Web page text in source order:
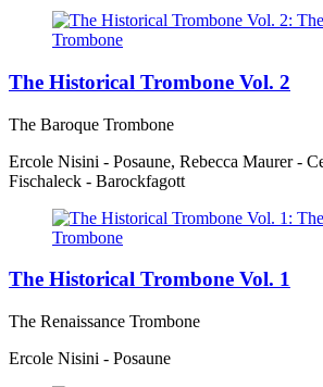
The Historical Trombone Vol. 2
The Baroque Trombone
Ercole Nisini - Posaune, Rebecca Maurer -
Fischaleck - Barockfagott
The Historical Trombone Vol. 1
The Renaissance Trombone
Ercole Nisini - Posaune